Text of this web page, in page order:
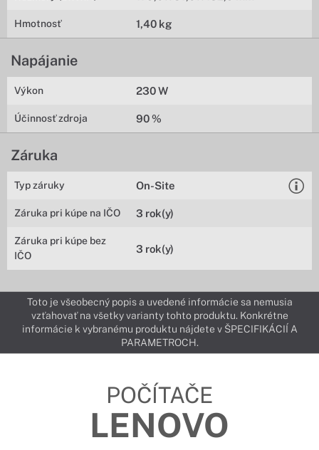
Hmotnosť 1,40 kg
Napájanie
Výkon 230 W
Účinnosť zdroja 90 %
Záruka
Typ záruky On-Site
Záruka pri kúpe na IČO 3 rok(y)
Záruka pri kúpe bez
IČO
3 rok(y)
Toto je všeobecný popis a uvedené informácie sa nemusia
vzťahovať na všetky varianty tohto produktu. Konkrétne
informácie k vybranému produktu nájdete v ŠPECIFIKÁCIÍ A
PARAMETROCH.
POČÍTAČE
LENOVO